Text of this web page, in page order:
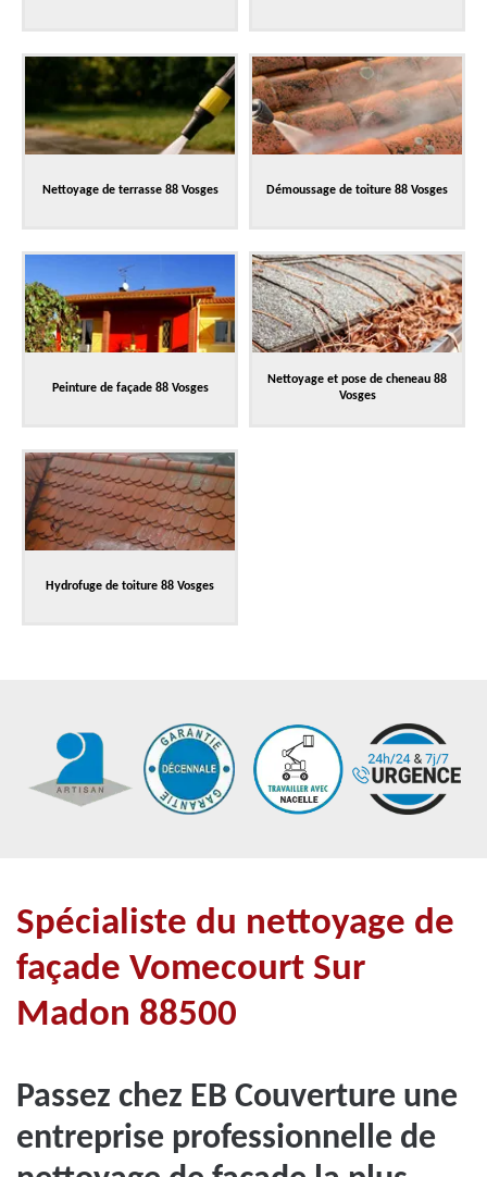
Nettoyage de terrasse 88 Vosges Démoussage de toiture 88 Vosges
Peinture de façade 88 Vosges
Nettoyage et pose de cheneau 88
Vosges
Hydrofuge de toiture 88 Vosges
Spécialiste du nettoyage de
façade Vomecourt Sur
Madon 88500
Passez chez EB Couverture une
entreprise professionnelle de